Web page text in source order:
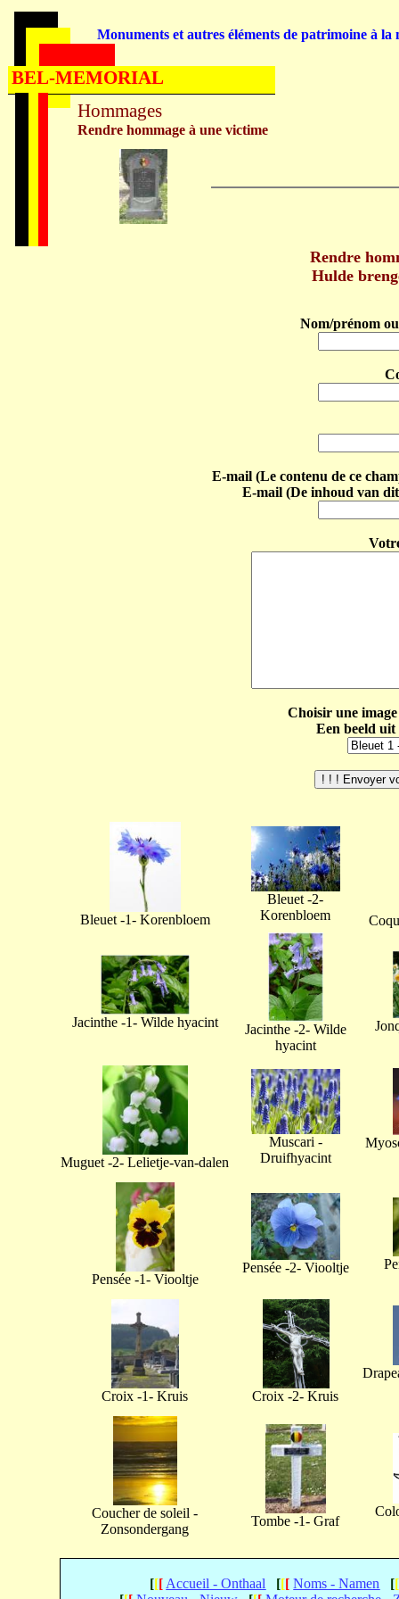
Rendre
Hulde
Nom/prénom
E-mail (Le contenu de ce
E-mail (De inhoud van
Choisir une
Een beeld
Bleuet -1- Korenbloem
Bleuet -2-
Korenbloem
Jacinthe -1- Wilde hyacint
Jacinthe -2- Wilde
hyacint
Muguet -2- Lelietje-van-dalen
Muscari -
Druifhyacint
Pensée -1- Viooltje
Pensée -2- Viooltje
Croix -1- Kruis Croix -2- Kruis
Coucher de soleil -
Zonsondergang
Tombe -1- Graf
[[[ Accueil - Onthaal [[[ Noms - Namen [[
Hommages
Rendre hommage à une victime
Monuments et autres éléments de patrimoine à la
BEL-MEMORIAL